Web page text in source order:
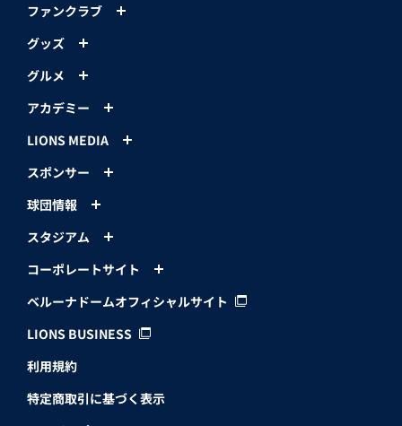
ファンクラブ
グッズ
グルメ
アカデミー
LIONS MEDIA
スポンサー
球団情報
スタジアム
コーポレートサイト
ベルーナドームオフィシャルサイト
LIONS BUSINESS
利用規約
特定商取引に基づく表示